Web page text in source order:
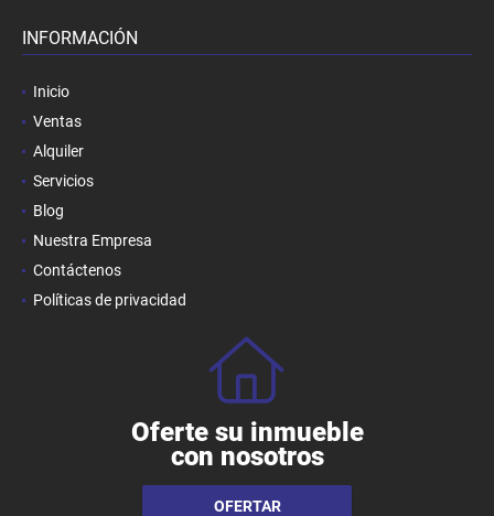
INFORMACIÓN
Inicio
Ventas
Alquiler
Servicios
Blog
Nuestra Empresa
Contáctenos
Políticas de privacidad
Oferte su inmueble
con nosotros
OFERTAR